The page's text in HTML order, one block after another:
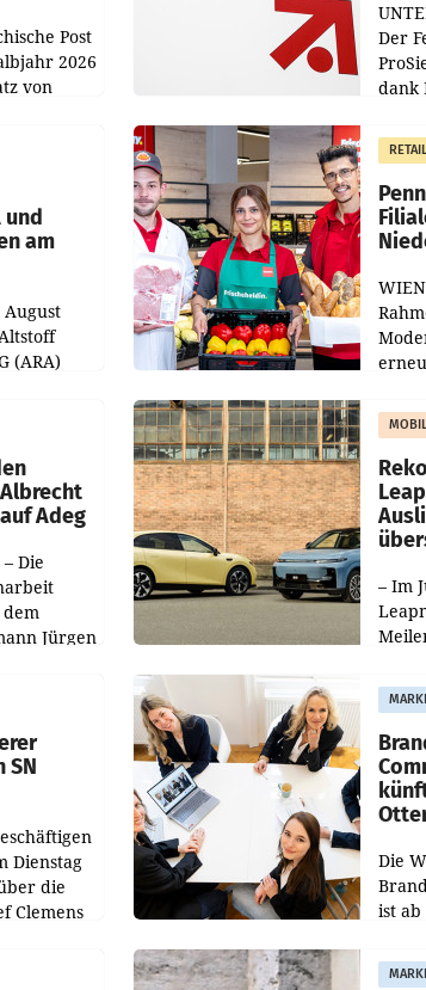
Post
2026
von
Plus
Der
dank
und
am
(ARA)
Filialen
Die
Haag
Adeg
Die
Jürgen
– Im
aus,
SN
Dienstag
die
Clemens
Die
ist